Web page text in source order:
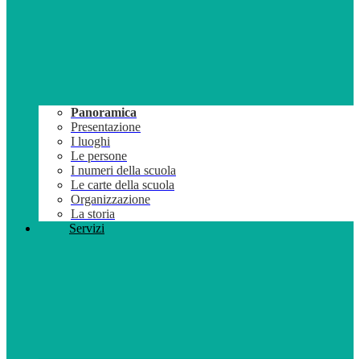
Panoramica
Presentazione
I luoghi
Le persone
I numeri della scuola
Le carte della scuola
Organizzazione
La storia
Servizi